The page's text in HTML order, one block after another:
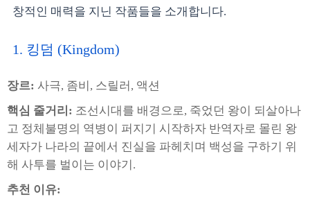
창적인 매력을 지닌 작품들을 소개합니다.
1. 킹덤 (Kingdom)
장르: 사극, 좀비, 스릴러, 액션
핵심 줄거리: 조선시대를 배경으로, 죽었던 왕이 되살아나
고 정체불명의 역병이 퍼지기 시작하자 반역자로 몰린 왕
세자가 나라의 끝에서 진실을 파헤치며 백성을 구하기 위
해 사투를 벌이는 이야기.
추천 이유: